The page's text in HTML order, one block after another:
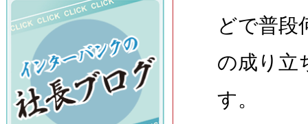
どで普段
の成り立
す。